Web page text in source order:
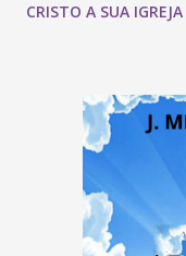
CRISTO A SUA IGREJA